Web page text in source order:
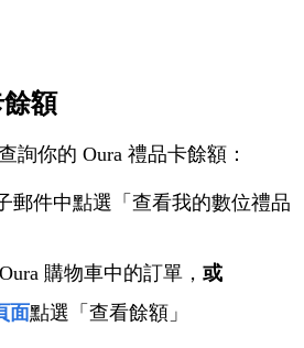
額
詢你的 Oura 禮品卡餘額：
郵件中點選「查看我的數位禮品
購物車中的訂單， 或
面點選「查看餘額」